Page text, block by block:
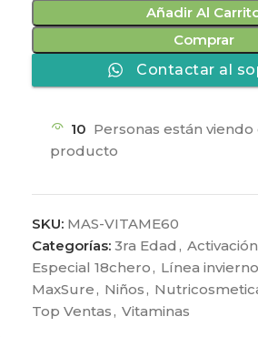
Añadir Al
Comprar
Contactar al
10 Personas están viendo
producto
SKU: MAS-VITAME60
Categorías: 3ra Edad , Activación
Especial 18chero , Línea invierno
MaxSure , Niños ,
Top Ventas , Vitaminas